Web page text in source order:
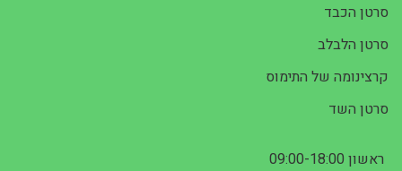
סרטן הכבד
סרטן הלבלב
קרצינומה של התימוס
סרטן השד
ראשון 09:00-18:00